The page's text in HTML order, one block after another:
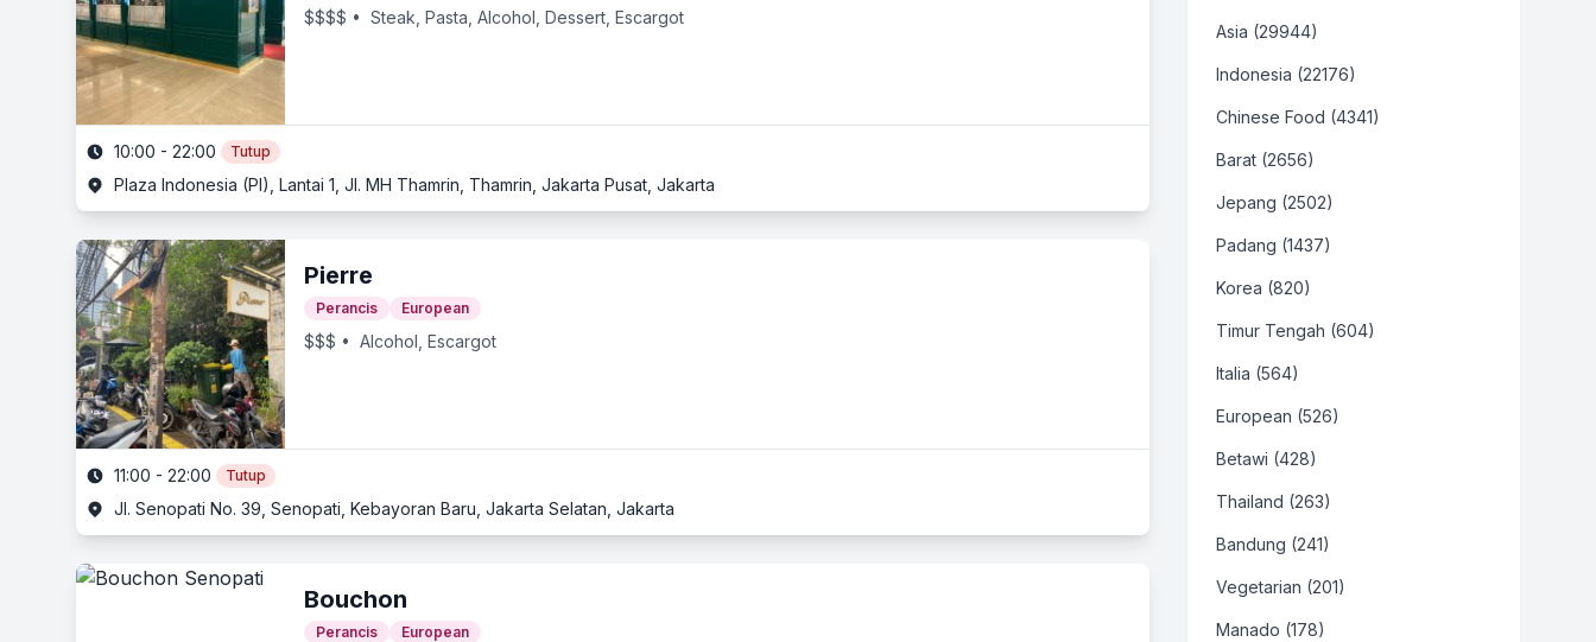
$$$$ • Steak, Pasta, Alcohol, Dessert, Escargot
10:00 - 22:00 Tutup
Plaza Indonesia (PI), Lantai 1, Jl. MH Thamrin, Thamrin, Jakarta Pusat, Jakarta
Pierre
Perancis European
$$$ • Alcohol, Escargot
11:00 - 22:00 Tutup
Jl. Senopati No. 39, Senopati, Kebayoran Baru, Jakarta Selatan, Jakarta
Bouchon
Perancis European
Asia (29944)
Indonesia (22176)
Chinese Food (4341)
Barat (2656)
Jepang (2502)
Padang (1437)
Korea (820)
Timur Tengah (604)
Italia (564)
European (526)
Betawi (428)
Thailand (263)
Bandung (241)
Vegetarian (201)
Manado (178)